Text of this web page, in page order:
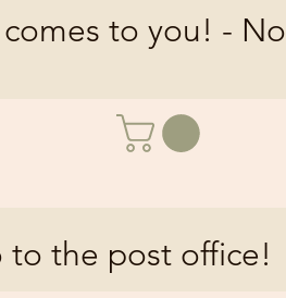
to you! - No
to the post office!